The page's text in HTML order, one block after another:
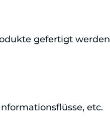
gefertigt werden
etc.